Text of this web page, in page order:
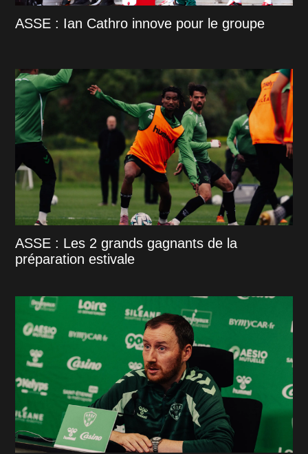
ASSE : Ian Cathro innove pour le groupe
ASSE : Les 2 grands gagnants de la
préparation estivale